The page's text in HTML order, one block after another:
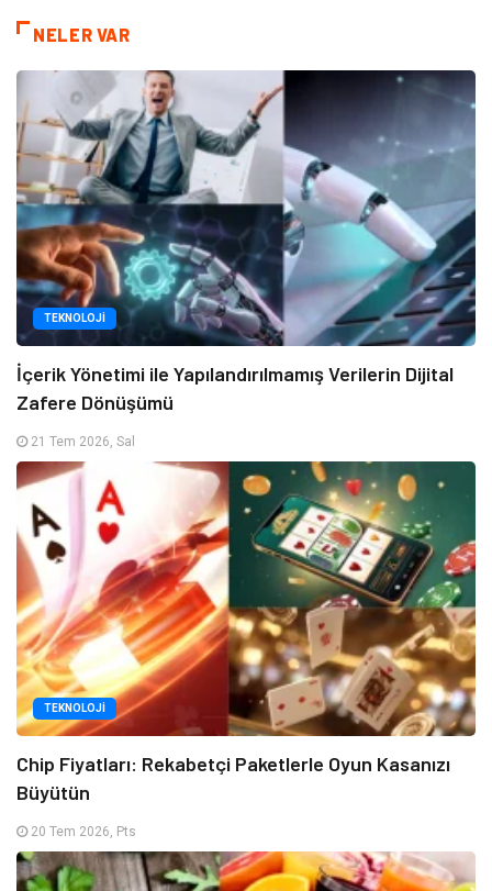
NELER VAR
TEKNOLOJI
İçerik Yönetimi ile Yapılandırılmamış Verilerin Dijital
Zafere Dönüşümü
21 Tem 2026, Sal
TEKNOLOJI
Chip Fiyatları: Rekabetçi Paketlerle Oyun Kasanızı
Büyütün
20 Tem 2026, Pts